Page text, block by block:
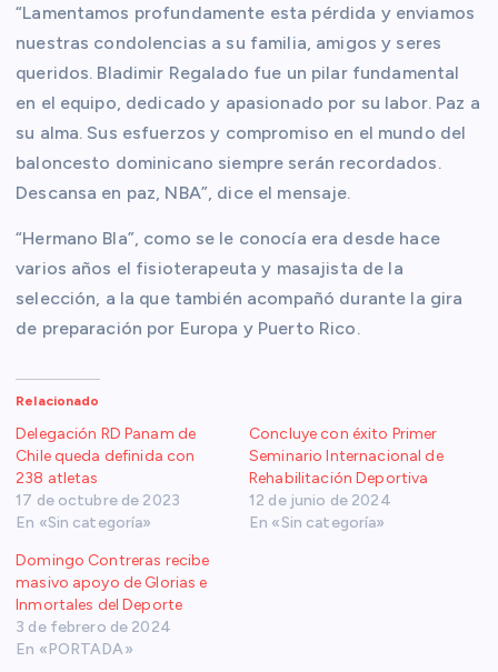
“Lamentamos profundamente esta pérdida y enviamos
nuestras condolencias a su familia, amigos y seres
queridos. Bladimir Regalado fue un pilar fundamental
en el equipo, dedicado y apasionado por su labor. Paz a
su alma. Sus esfuerzos y compromiso en el mundo del
baloncesto dominicano siempre serán recordados.
Descansa en paz, NBA”, dice el mensaje.
“Hermano Bla”, como se le conocía era desde hace
varios años el fisioterapeuta y masajista de la
selección, a la que también acompañó durante la gira
de preparación por Europa y Puerto Rico.
Relacionado
Delegación RD Panam de
Chile queda definida con
238 atletas
17 de octubre de 2023
En «Sin categoría»
Concluye con éxito Primer
Seminario Internacional de
Rehabilitación Deportiva
12 de junio de 2024
En «Sin categoría»
Domingo Contreras recibe
masivo apoyo de Glorias e
Inmortales del Deporte
3 de febrero de 2024
En «PORTADA»